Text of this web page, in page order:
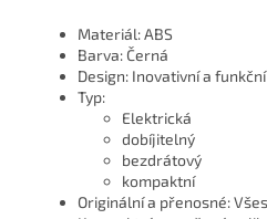
Materiál: ABS
Barva: Černá
Design: Inovativní a funkční
Typ:
Elektrická
dobíjitelný
bezdrátový
kompaktní
Originální a přenosné: